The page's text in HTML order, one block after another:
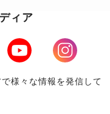
ィア
Youtube
Instagram
様々な情報を発信して